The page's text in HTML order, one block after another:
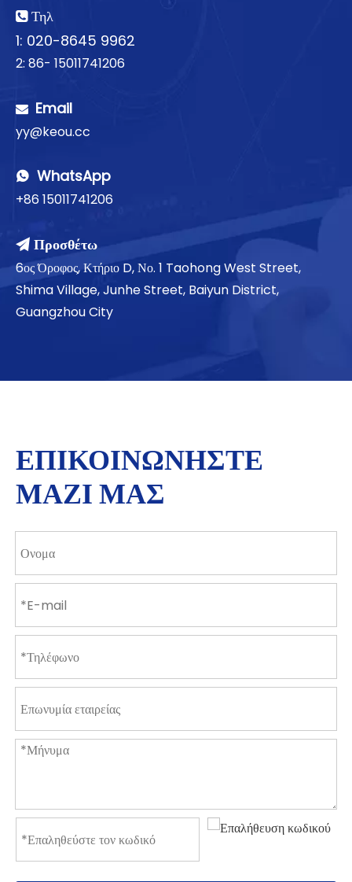
Τηλ
1: 020-8645 9962
2: 86- 15011741206
 Email
yy@keou.cc
 WhatsApp
+86 15011741206
 Προσθέτω
6ος Όροφος, Κτήριο D, Νο. 1 Taohong West Street,
Shima Village, Junhe Street, Baiyun District,
Guangzhou City
ΕΠΙΚΟΙΝΩΝΗΣΤΕ
ΜΑΖΙ ΜΑΣ